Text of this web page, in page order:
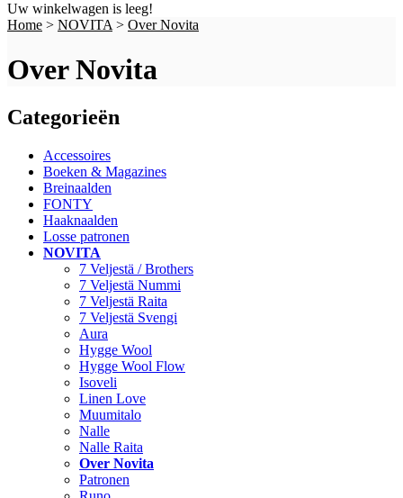
Uw winkelwagen is leeg!
Home > NOVITA > Over Novita
Over Novita
Categorieën
Accessoires
Boeken & Magazines
Breinaalden
FONTY
Haaknaalden
Losse patronen
NOVITA
7 Veljestä / Brothers
7 Veljestä Nummi
7 Veljestä Raita
7 Veljestä Svengi
Aura
Hygge Wool
Hygge Wool Flow
Isoveli
Linen Love
Muumitalo
Nalle
Nalle Raita
Over Novita
Patronen